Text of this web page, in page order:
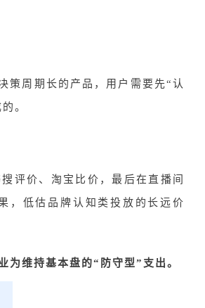
策周期长的产品，用户需要先“认
。
评价、淘宝比价，最后在直播间
，低估品牌认知类投放的长远价
为维持基本盘的“防守型”支出。